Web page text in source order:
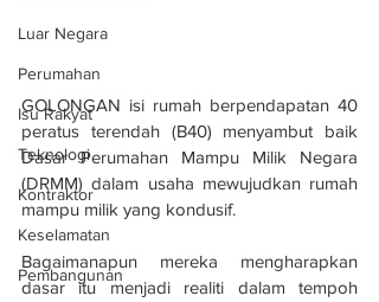
Luar Negara
Perumahan
Isu Rakyat
Teknologi
Kontraktor
Keselamatan
Pembangunan
GOLONGAN isi rumah berpendapatan 40
peratus terendah (B40) menyambut baik
Dasar Perumahan Mampu Milik Negara
(DRMM) dalam usaha mewujudkan rumah
mampu milik yang kondusif.
Bagaimanapun mereka mengharapkan
dasar itu menjadi realiti dalam tempoh